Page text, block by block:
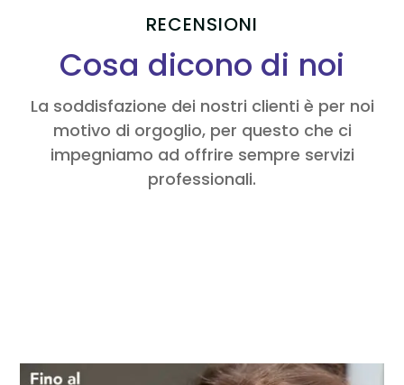
RECENSIONI
Cosa dicono di noi
La soddisfazione dei nostri clienti è per noi
motivo di orgoglio, per questo che ci
impegniamo ad offrire sempre servizi
professionali.